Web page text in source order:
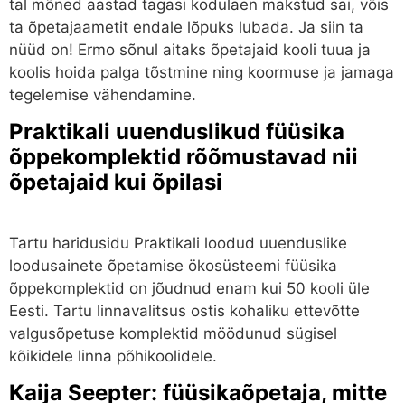
tal mõned aastad tagasi kodulaen makstud sai, võis
ta õpetajaametit endale lõpuks lubada. Ja siin ta
nüüd on! Ermo sõnul aitaks õpetajaid kooli tuua ja
koolis hoida palga tõstmine ning koormuse ja jamaga
tegelemise vähendamine.
Praktikali uuenduslikud füüsika
õppekomplektid rõõmustavad nii
õpetajaid kui õpilasi
Tartu haridusidu Praktikali loodud uuenduslike
loodusainete õpetamise ökosüsteemi füüsika
õppekomplektid on jõudnud enam kui 50 kooli üle
Eesti. Tartu linnavalitsus ostis kohaliku ettevõtte
valgusõpetuse komplektid möödunud sügisel
kõikidele linna põhikoolidele.
Kaija Seepter: füüsikaõpetaja, mitte